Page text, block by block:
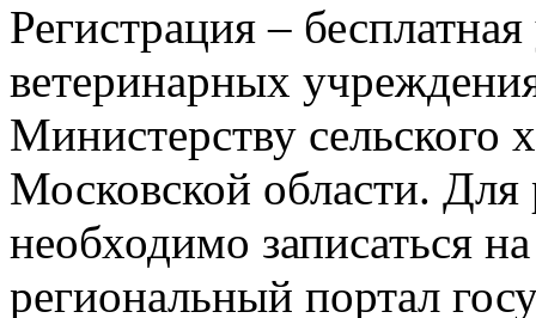
Регистрация –
ветеринарных
Министерству сельского
Московской области. Для
необходимо записаться
региональный портал